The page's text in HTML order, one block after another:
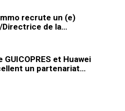
recrute un (e)
de la…
GUICOPRES et Huawei
un partenariat…